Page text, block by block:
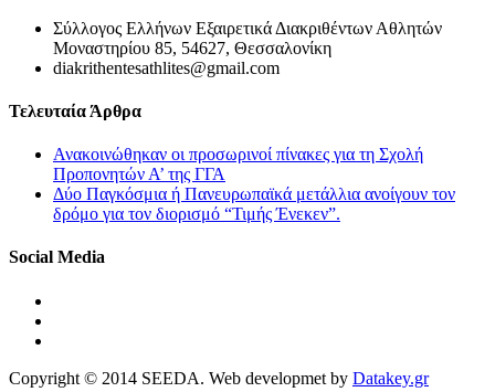
Σύλλογος Ελλήνων Εξαιρετικά Διακριθέντων Αθλητών
Μοναστηρίου 85, 54627, Θεσσαλονίκη
diakrithentesathlites@gmail.com
Τελευταία Άρθρα
Ανακοινώθηκαν οι προσωρινοί πίνακες για τη Σχολή
Προπονητών Α’ της ΓΓΑ
Δύο Παγκόσμια ή Πανευρωπαϊκά μετάλλια ανοίγουν τον
δρόμο για τον διορισμό “Τιμής Ένεκεν”.
Social Media
Copyright © 2014 SEEDA. Web developmet by Datakey.gr